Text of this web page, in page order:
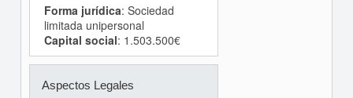
Forma jurídica: Sociedad
limitada unipersonal
Capital social: 1.503.500€
Aspectos Legales